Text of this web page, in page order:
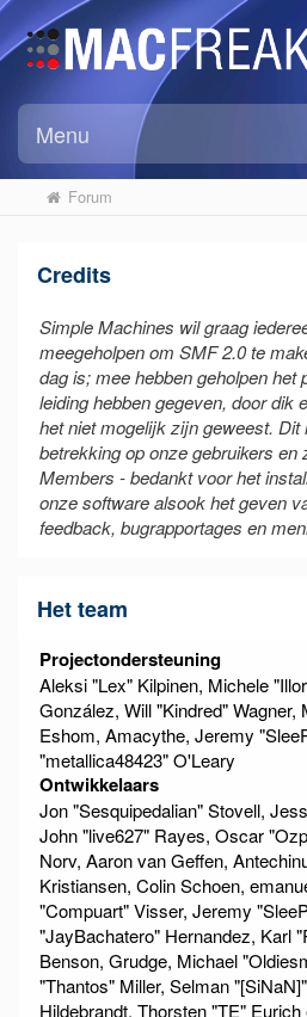
Menu
Forum
Credits
Simple Machines wil graag
meegeholpen om SMF 2.0 te
dag is; mee hebben geholpen het
leiding hebben gegeven, door dik
het niet mogelijk zijn geweest. Dit
betrekking op onze gebruikers en
Members - bedankt voor het
onze software alsook het geven
feedback, bugrapportages en
Het team
Projectondersteuning
Aleksi "Lex" Kilpinen, Michele
González, Will "Kindred" Wagner,
Eshom, Amacythe, Jeremy
"metallica48423" O'Leary
Ontwikkelaars
Jon "Sesquipedalian" Stovell,
John "live627" Rayes, Oscar
Norv, Aaron van Geffen,
Kristiansen, Colin Schoen,
"Compuart" Visser, Jeremy
"JayBachatero" Hernandez, Karl
Benson, Grudge, Michael
"Thantos" Miller, Selman
Hildebrandt, Thorsten "TE" Eurich